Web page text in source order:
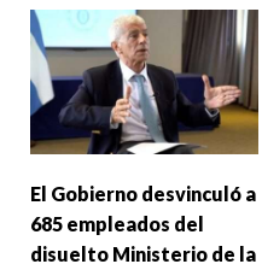
El Gobierno desvinculó a
685 empleados del
disuelto Ministerio de la